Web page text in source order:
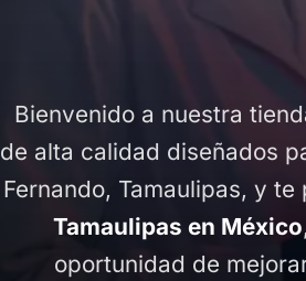
Bienvenido a nuestra
de alta calidad diseñados
Fernando, Tamaulipas, y te
Tamaulipas en México
oportunidad de